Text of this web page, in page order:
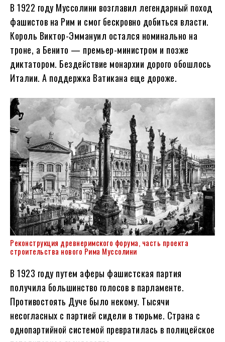
В 1922 году Муссолини возглавил легендарный поход
фашистов на Рим и смог бескровно добиться власти.
Король Виктор-Эммануил остался номинально на
троне, а Бенито — премьер-министром и позже
диктатором. Бездействие монархии дорого обошлось
Италии. А поддержка Ватикана еще дороже.
Реконструкция древнеримского форума, часть проекта
строительства нового Рима Муссолини
В 1923 году путем аферы фашистская партия
получила большинство голосов в парламенте.
Противостоять Дуче было некому. Тысячи
несогласных с партией сидели в тюрьме. Страна с
однопартийной системой превратилась в полицейское